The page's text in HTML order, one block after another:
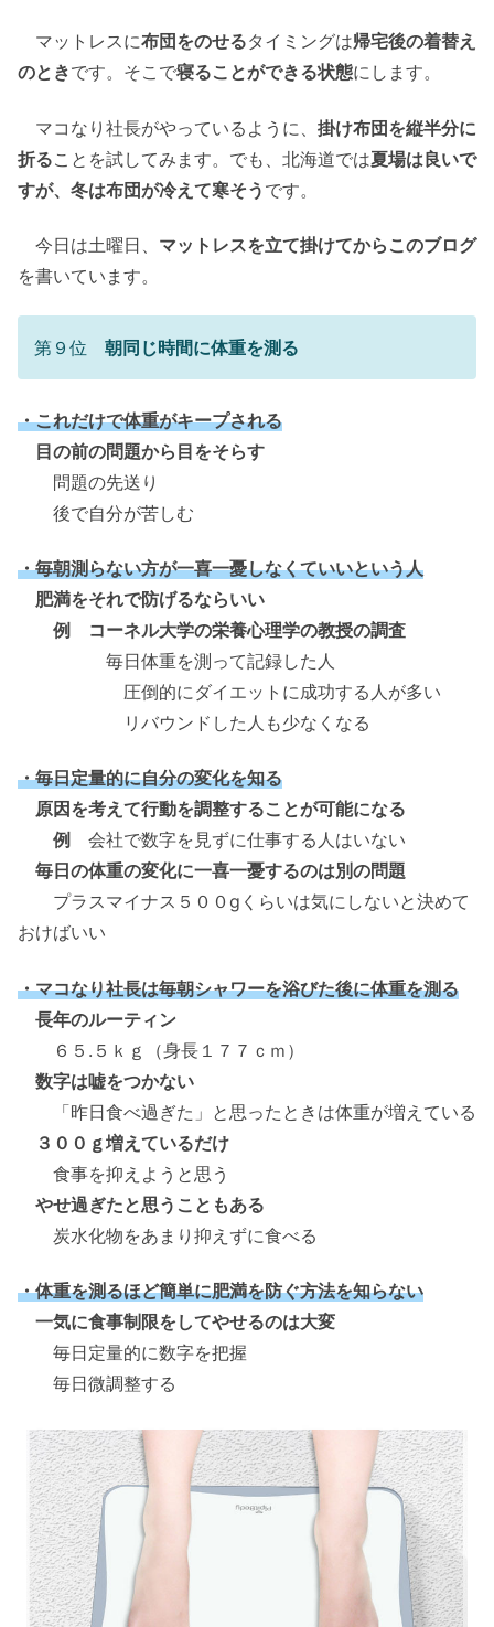
マットレスに布団をのせるタイミングは帰宅後の着替え
のときです。そこで寝ることができる状態にします。
マコなり社長がやっているように、 掛け布団を縦半分に
折ることを試してみます。でも、北海道では夏場は良いで
すが、冬は布団が冷えて寒そう です。
今日は土曜日、 マットレスを立て掛けてからこのブログ
を書いています。
第９位 朝同じ時間に体重を測る
・これだけで体重がキープされる
目の前の問題から目をそらす
問題の先送り
後で自分が苦しむ
・毎朝測らない方が一喜一憂しなくていいという人
肥満をそれで防げるならいい
例 コーネル大学の栄養心理学の教授の調査
毎日体重を測って記録した人
圧倒的にダイエットに成功する人が多い
リバウンドした人も少なくなる
・毎日定量的に自分の変化を知る
原因を考えて行動を調整することが可能になる
例
会社で数字を見ずに仕事する人はいない
毎日の体重の変化に一喜一憂するのは別の問題
プラスマイナス５００gくらいは気にしないと決めて
おけばいい
・マコなり社長は毎朝シャワーを浴びた後に体重を測る
長年のルーティン
６５.５ｋｇ（身長１７７ｃｍ）
数字は嘘をつかない
「昨日食べ過ぎた」と思ったときは体重が増えている
３００ｇ増えているだけ
食事を抑えようと思う
やせ過ぎたと思うこともある
炭水化物をあまり抑えずに食べる
・体重を測るほど簡単に肥満を防ぐ方法を知らない
一気に食事制限をしてやせるのは大変
毎日定量的に数字を把握
毎日微調整する